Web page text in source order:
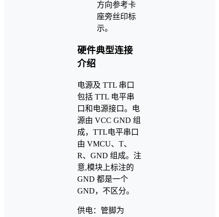
方向参考卡
座旁丝印标
示。
硬件典型连接
介绍
电源及 TTL 串口
包括 TTL 电平串
口和电源接口。电
源由 VCC GND 组
成，TTL电平串口
由 VMCU、T、
R、GND 组成。注
意,模块上标注的
GND 都是一个
GND，不区分。
供电：管脚为